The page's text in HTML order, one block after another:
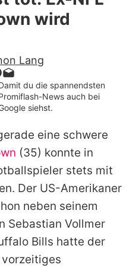
Promiflash
Richtlinien
wird
Lang
du die spannendsten
News auch bei
siehst.
eine schwere
(35) konnte in
stets mit
Der US-Amerikaner
neben seinem
Sebastian Vollmer
Bills hatte der